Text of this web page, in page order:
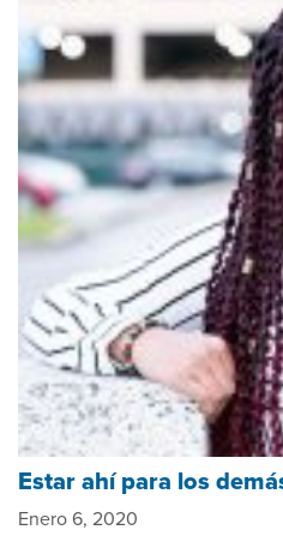
Estar ahí para los
Enero 6, 2020